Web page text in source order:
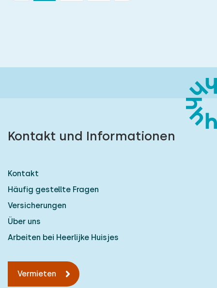
Kontakt und Informationen
Kontakt
Häufig gestellte Fragen
Versicherungen
Über uns
Arbeiten bei Heerlijke Huisjes
Vermieten